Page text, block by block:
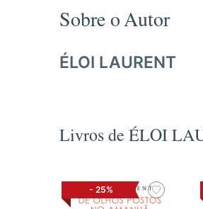
Sobre o Autor
ÉLOI LAURENT
Livros de ÉLOI
- 25%